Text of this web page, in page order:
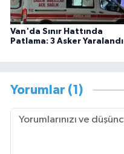
Van'da Sınır Hattında
Patlama: 3 Asker Yaralandı
Yorumlar (1)